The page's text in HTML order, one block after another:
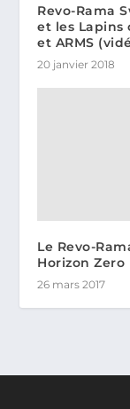
Revo-Rama
et les Lapins
et ARMS
20 janvier 2018
Le Revo-
Horizon Zero
26 mars 2017